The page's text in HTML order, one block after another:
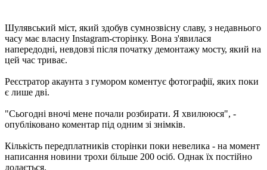
Шулявський міст, який здобув сумнозвісну славу, з недавнього
часу має власну Instagram-сторінку. Вона з'явилася
напередодні, невдовзі після початку демонтажу мосту, який на
цей час триває.
Реєстратор акаунта з гумором коментує фотографії, яких поки
є лише дві.
"Сьогодні вночі мене почали розбирати. Я хвилююся", -
опубліковано коментар під одним зі знімків.
Кількість передплатників сторінки поки невелика - на момент
написання новини трохи більше 200 осіб. Однак їх постійно
додається.